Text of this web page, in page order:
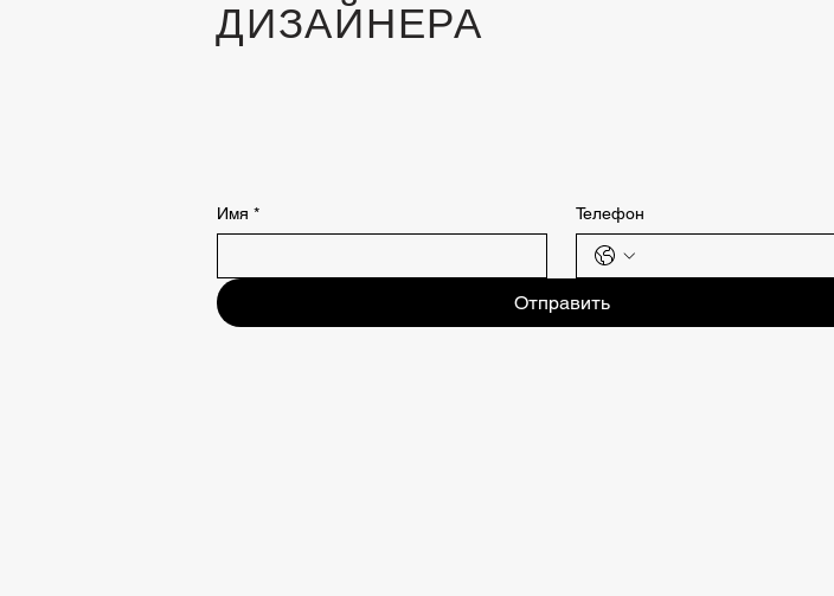
ДИЗАЙНЕРА
Имя * Телефон
Отправить